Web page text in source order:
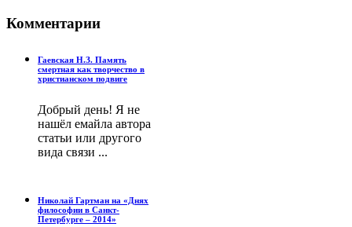
Комментарии
Гаевская Н.З. Память
смертная как творчество в
христианском подвиге
Добрый день! Я не
нашёл емайла автора
статьи или другого
вида связи ...
Николай Гартман на «Днях
философии в Санкт-
Петербурге – 2014»